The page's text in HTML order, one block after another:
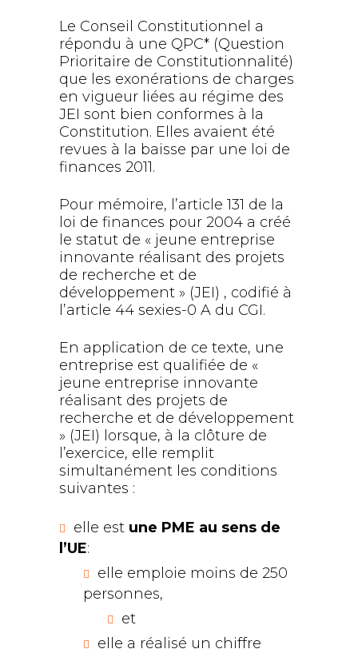
Le Conseil Constitutionnel a
répondu à une QPC* (Question
Prioritaire de Constitutionnalité)
que les exonérations de charges
en vigueur liées au régime des
JEI sont bien conformes à la
Constitution. Elles avaient été
revues à la baisse par une loi de
finances 2011.
Pour mémoire, l’article 131 de la
loi de finances pour 2004 a créé
le statut de « jeune entreprise
innovante réalisant des projets
de recherche et de
développement » (JEI) , codifié à
l’article 44 sexies-0 A du CGI.
En application de ce texte, une
entreprise est qualifiée de «
jeune entreprise innovante
réalisant des projets de
recherche et de développement
» (JEI) lorsque, à la clôture de
l’exercice, elle remplit
simultanément les conditions
suivantes :
elle est une PME au sens de
l’UE:
elle emploie moins de 250
personnes,
et
elle a réalisé un chiffre